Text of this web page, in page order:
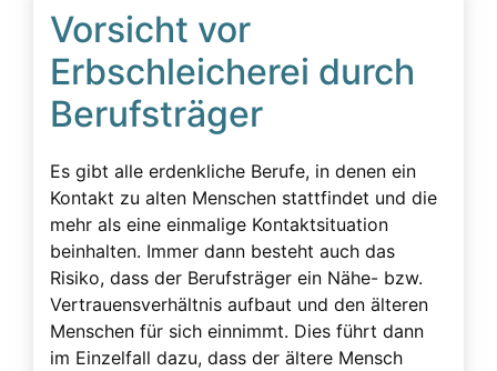
Vorsicht vor
Erbschleicherei durch
Berufsträger
Es gibt alle erdenkliche Berufe, in denen ein
Kontakt zu alten Menschen stattfindet und die
mehr als eine einmalige Kontaktsituation
beinhalten. Immer dann besteht auch das
Risiko, dass der Berufsträger ein Nähe- bzw.
Vertrauensverhältnis aufbaut und den älteren
Menschen für sich einnimmt. Dies führt dann
im Einzelfall dazu, dass der ältere Mensch
Äußerer Tatbestand: Diffamierung von
Familienmitgliedern
Beeinflussung
Beeinflussung – unzulässig
Beeinflussung unzulässig
Besuchsverbot
Betreuung
Demenz
Detektiv